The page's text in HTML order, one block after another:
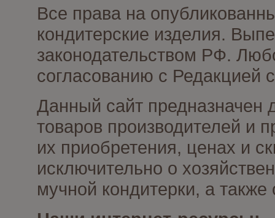
Все права на
кондитерские изделия.
законодательством РФ.
согласованию с Редакцией
Данный сайт предназначен
товаров производителей и
их приобретения, ценах и
исключительно о
мучной кондитерки, а